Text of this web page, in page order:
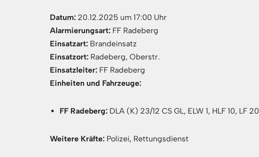
Datum: 20.12.2025 um 17:00 Uhr
Alarmierungsart: FF Radeberg
Einsatzart: Brandeinsatz
Einsatzort: Radeberg, Oberstr.
Einsatzleiter: FF Radeberg
Einheiten und Fahrzeuge:
FF Radeberg: DLA (K) 23/12 CS GL, ELW 1, HLF 10, LF 20
Weitere Kräfte: Polizei, Rettungsdienst